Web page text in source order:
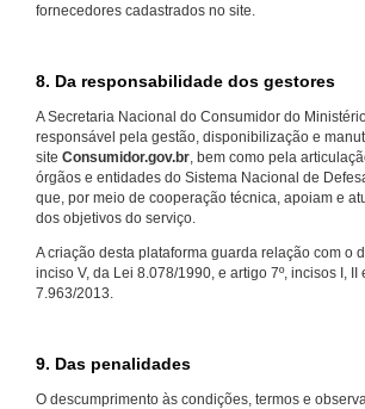
fornecedores cadastrados no site.
8. Da responsabilidade dos gestores
A Secretaria Nacional do Consumidor do
responsável pela gestão, disponibilização e
site Consumidor.gov.br, bem como pela
órgãos e entidades do Sistema Nacional de
que, por meio de cooperação técnica, apoiam e
dos objetivos do serviço.
A criação desta plataforma guarda relação com o
inciso V, da Lei 8.078/1990, e artigo 7º, incisos I, II
7.963/2013.
9. Das penalidades
O descumprimento às condições, termos e